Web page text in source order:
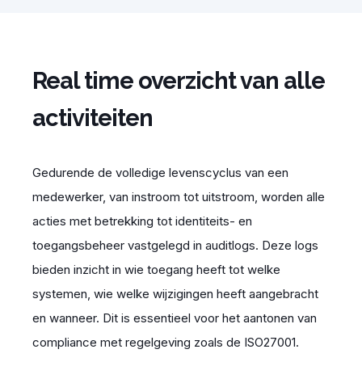
Real time overzicht van alle
activiteiten
Gedurende de volledige levenscyclus van een
medewerker, van instroom tot uitstroom, worden alle
acties met betrekking tot identiteits- en
toegangsbeheer vastgelegd in auditlogs. Deze logs
bieden inzicht in wie toegang heeft tot welke
systemen, wie welke wijzigingen heeft aangebracht
en wanneer. Dit is essentieel voor het aantonen van
compliance met regelgeving zoals de ISO27001.